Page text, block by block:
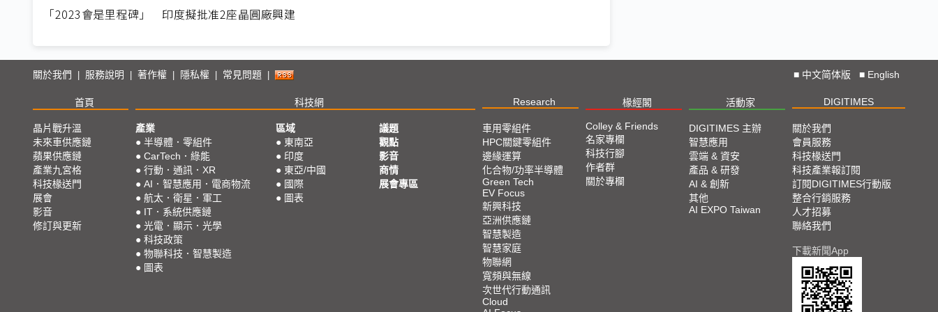
「2023會是里程碑」 印度擬批准2座晶圓廠興建
關於我們 服務說明 著作權 隱私權 常見問題 ■ 中文简体版 ■ English
首頁 科技網 Research 椽經閣 活動家 DIGITIMES
晶片戰升溫
未來車供應鏈
蘋果供應鏈
產業九宮格
科技椽送門
展會
影音
修訂與更新
產業
● 半導體．零組件
● CarTech．綠能
● 行動．通訊．XR
● AI．智慧應用．電商物流
● 航太．衛星．軍工
● IT．系統供應鏈
● 光電．顯示．光學
● 科技政策
● 物聯科技．智慧製造
● 圖表
區域
● 東南亞
● 印度
● 東亞/中國
● 國際
● 圖表
議題
觀點
影音
商情
展會專區
車用零組件
HPC關鍵零組件
邊緣運算
化合物/功率半導體
Green Tech
EV Focus
新興科技
亞洲供應鏈
智慧製造
智慧家庭
物聯網
寬頻與無線
次世代行動通訊
Cloud
Colley & Friends
名家專欄
科技行腳
作者群
關於專欄
DIGITIMES 主辦
智慧應用
雲端 & 資安
產品 & 研發
AI & 創新
其他
AI EXPO Taiwan
關於我們
會員服務
科技椽送門
科技產業報訂閱
訂閱DIGITIMES行動版
整合行銷服務
人才招募
聯絡我們
下載新聞App